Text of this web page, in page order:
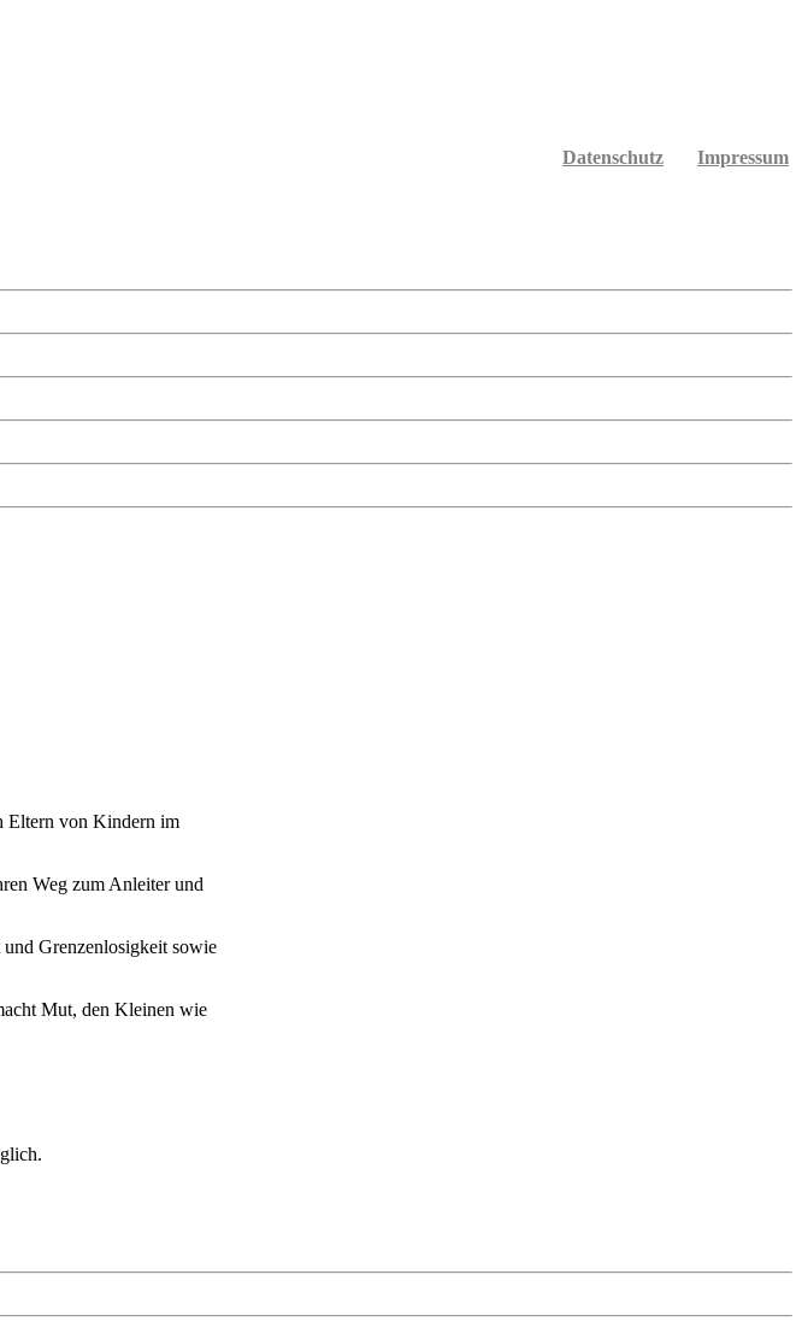
Datenschutz Impressum
Eltern von Kindern im
Weg zum Anleiter und
Grenzenlosigkeit sowie
Mut, den Kleinen wie